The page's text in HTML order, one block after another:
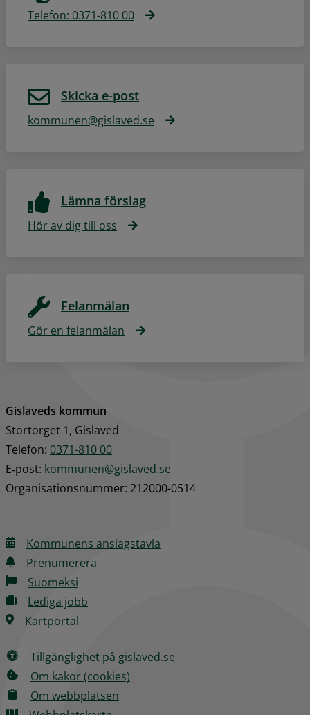
Telefon: 0371-810 00
Skicka e-post
kommunen@gislaved.se
Lämna förslag
Hör av dig till oss
Felanmälan
Gör en felanmälan
Gislaveds kommun
Stortorget 1, Gislaved
Telefon: 0371-810 00
E‑post: kommunen@gislaved.se
Organisationsnummer: 212000-0514
Kommunens anslagstavla
Prenumerera
Suomeksi
Lediga jobb
Kartportal
Tillgänglighet på gislaved.se
Om kakor (cookies)
Om webbplatsen